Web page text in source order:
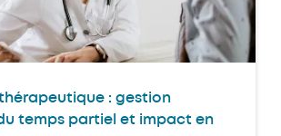
: gestion
temps partiel et impact en